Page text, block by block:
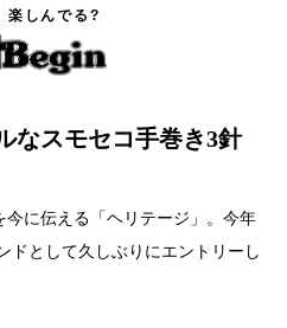
楽しんでる?
3針ウォッチが登場
なスモセコ手巻き3針
に伝える「ヘリテージ」。今年
ドとして久しぶりにエントリーし